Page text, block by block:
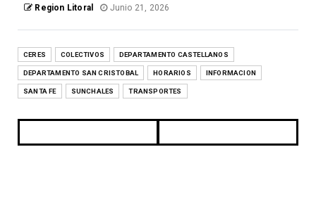
Region Litoral Junio 21, 2026
CERES COLECTIVOS DEPARTAMENTO CASTELLANOS
DEPARTAMENTO SAN CRISTOBAL HORARIOS INFORMACION
SANTA FE SUNCHALES TRANSPORTES